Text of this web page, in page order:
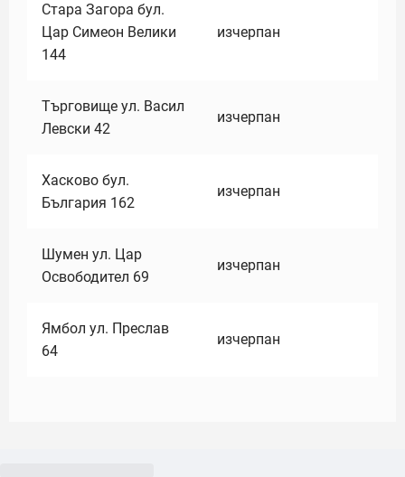
Стара Загора бул.
Цар Симеон Велики
144
изчерпан
Търговище ул. Васил
Левски 42
изчерпан
Хасково бул.
България 162
изчерпан
Шумен ул. Цар
Освободител 69
изчерпан
Ямбол ул. Преслав
64
изчерпан